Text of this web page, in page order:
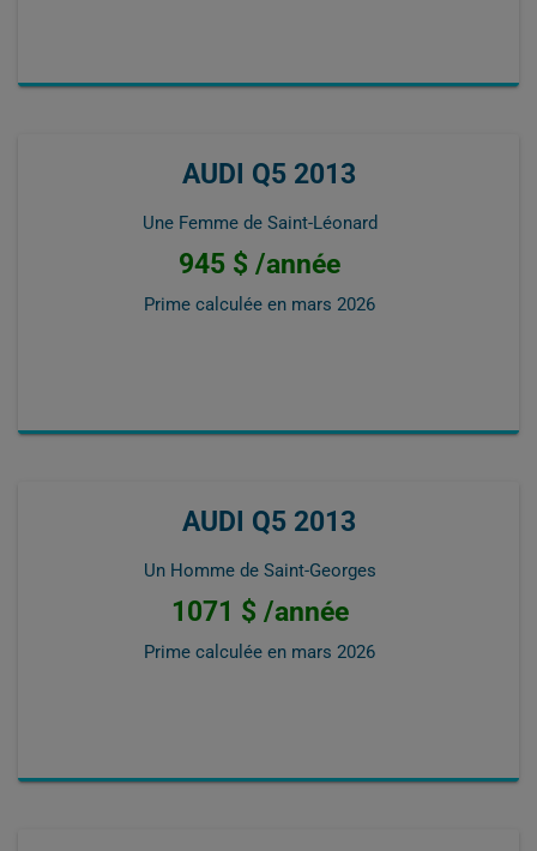
AUDI Q5 2013
Une Femme de Saint-Léonard
945 $ /année
Prime calculée en mars 2026
AUDI Q5 2013
Un Homme de Saint-Georges
1071 $ /année
Prime calculée en mars 2026